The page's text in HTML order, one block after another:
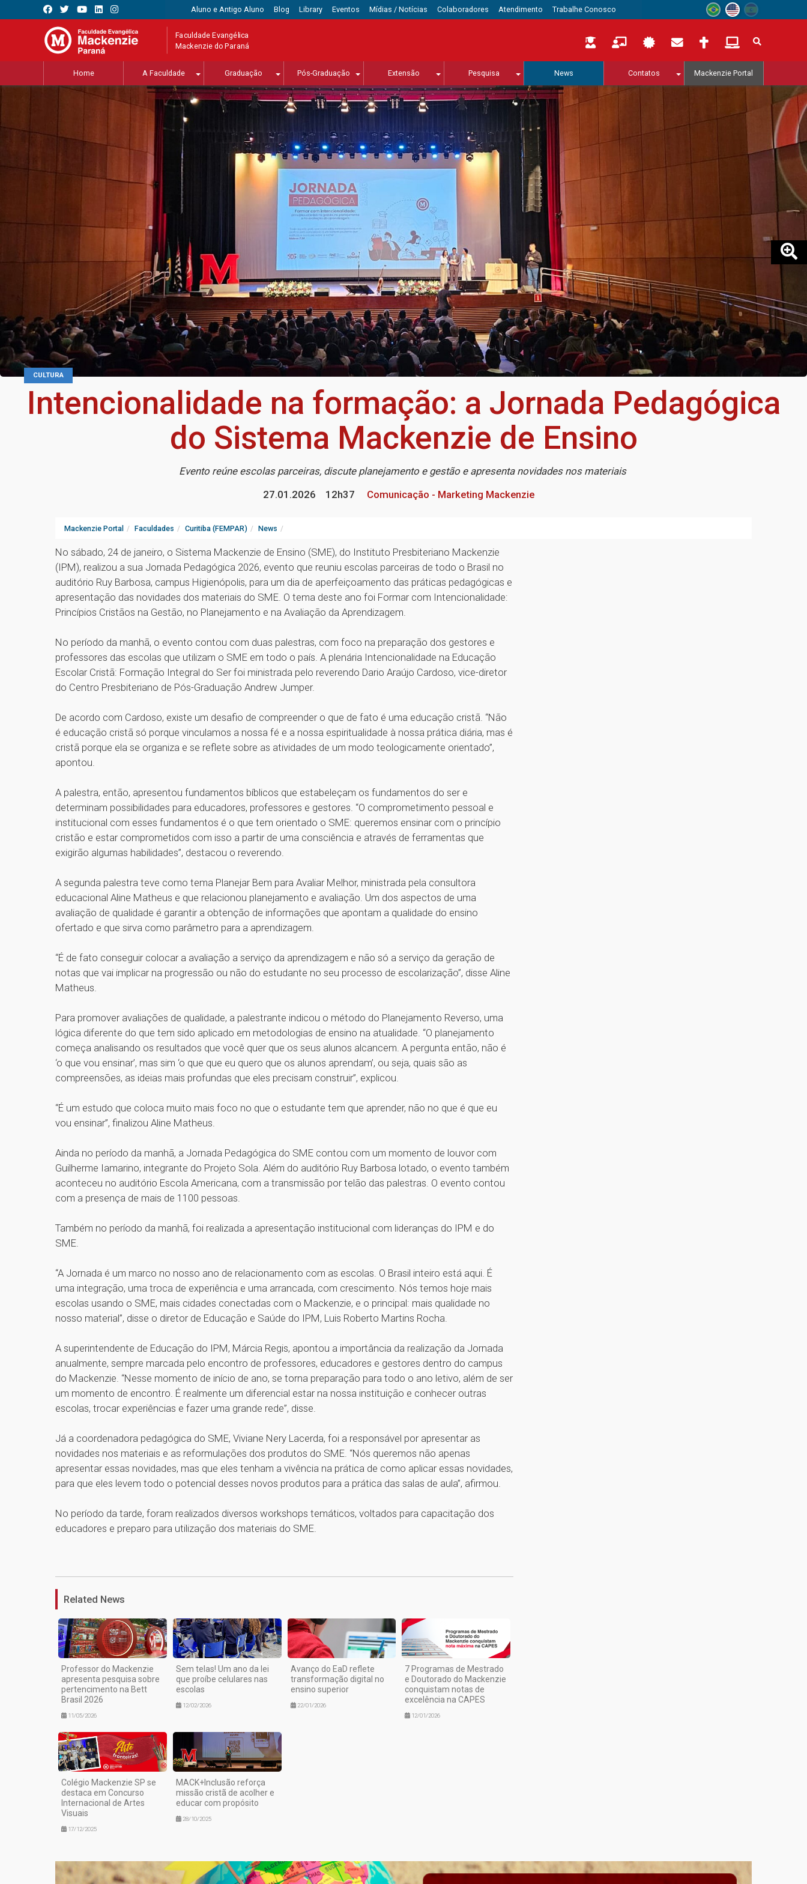
Aluno e Antigo Aluno Blog Library Eventos Mídias / Notícias Colaboradores Atendimento Trabalhe Conosco
Faculdade Evangélica
Mackenzie do Paraná
Home A Faculdade Graduação Pós-Graduação Extensão Pesquisa News Contatos Mackenzie Portal
CULTURA
Intencionalidade na formação: a Jornada Pedagógica
do Sistema Mackenzie de Ensino
Evento reúne escolas parceiras, discute planejamento e gestão e apresenta novidades nos materiais
27.01.2026
12h37 Comunicação - Marketing Mackenzie
Mackenzie Portal Faculdades Curitiba (FEMPAR) News
No sábado, 24 de janeiro, o Sistema Mackenzie de Ensino (SME), do Instituto Presbiteriano Mackenzie
(IPM), realizou a sua Jornada Pedagógica 2026, evento que reuniu escolas parceiras de todo o Brasil no
auditório Ruy Barbosa, campus Higienópolis, para um dia de aperfeiçoamento das práticas pedagógicas e
apresentação das novidades dos materiais do SME. O tema deste ano foi Formar com Intencionalidade:
Princípios Cristãos na Gestão, no Planejamento e na Avaliação da Aprendizagem.
No período da manhã, o evento contou com duas palestras, com foco na preparação dos gestores e
professores das escolas que utilizam o SME em todo o país. A plenária Intencionalidade na Educação
Escolar Cristã: Formação Integral do Ser foi ministrada pelo reverendo Dario Araújo Cardoso, vice-diretor
do Centro Presbiteriano de Pós-Graduação Andrew Jumper.
De acordo com Cardoso, existe um desafio de compreender o que de fato é uma educação cristã. “Não
é educação cristã só porque vinculamos a nossa fé e a nossa espiritualidade à nossa prática diária, mas é
cristã porque ela se organiza e se reflete sobre as atividades de um modo teologicamente orientado”,
apontou.
A palestra, então, apresentou fundamentos bíblicos que estabeleçam os fundamentos do ser e
determinam possibilidades para educadores, professores e gestores. “O comprometimento pessoal e
institucional com esses fundamentos é o que tem orientado o SME: queremos ensinar com o princípio
cristão e estar comprometidos com isso a partir de uma consciência e através de ferramentas que
exigirão algumas habilidades”, destacou o reverendo.
A segunda palestra teve como tema Planejar Bem para Avaliar Melhor, ministrada pela consultora
educacional Aline Matheus e que relacionou planejamento e avaliação. Um dos aspectos de uma
avaliação de qualidade é garantir a obtenção de informações que apontam a qualidade do ensino
ofertado e que sirva como parâmetro para a aprendizagem.
“É de fato conseguir colocar a avaliação a serviço da aprendizagem e não só a serviço da geração de
notas que vai implicar na progressão ou não do estudante no seu processo de escolarização”, disse Aline
Matheus.
Para promover avaliações de qualidade, a palestrante indicou o método do Planejamento Reverso, uma
lógica diferente do que tem sido aplicado em metodologias de ensino na atualidade. “O planejamento
começa analisando os resultados que você quer que os seus alunos alcancem. A pergunta então, não é
‘o que vou ensinar’, mas sim ‘o que que eu quero que os alunos aprendam’, ou seja, quais são as
compreensões, as ideias mais profundas que eles precisam construir”, explicou.
“É um estudo que coloca muito mais foco no que o estudante tem que aprender, não no que é que eu
vou ensinar”, finalizou Aline Matheus.
Ainda no período da manhã, a Jornada Pedagógica do SME contou com um momento de louvor com
Guilherme Iamarino, integrante do Projeto Sola. Além do auditório Ruy Barbosa lotado, o evento também
aconteceu no auditório Escola Americana, com a transmissão por telão das palestras. O evento contou
com a presença de mais de 1100 pessoas.
Também no período da manhã, foi realizada a apresentação institucional com lideranças do IPM e do
SME.
“A Jornada é um marco no nosso ano de relacionamento com as escolas. O Brasil inteiro está aqui. É
uma integração, uma troca de experiência e uma arrancada, com crescimento. Nós temos hoje mais
escolas usando o SME, mais cidades conectadas com o Mackenzie, e o principal: mais qualidade no
nosso material”, disse o diretor de Educação e Saúde do IPM, Luis Roberto Martins Rocha.
A superintendente de Educação do IPM, Márcia Regis, apontou a importância da realização da Jornada
anualmente, sempre marcada pelo encontro de professores, educadores e gestores dentro do campus
do Mackenzie. “Nesse momento de início de ano, se torna preparação para todo o ano letivo, além de ser
um momento de encontro. É realmente um diferencial estar na nossa instituição e conhecer outras
escolas, trocar experiências e fazer uma grande rede”, disse.
Já a coordenadora pedagógica do SME, Viviane Nery Lacerda, foi a responsável por apresentar as
novidades nos materiais e as reformulações dos produtos do SME. “Nós queremos não apenas
apresentar essas novidades, mas que eles tenham a vivência na prática de como aplicar essas novidades,
para que eles levem todo o potencial desses novos produtos para a prática das salas de aula”, afirmou.
No período da tarde, foram realizados diversos workshops temáticos, voltados para capacitação dos
educadores e preparo para utilização dos materiais do SME.
Related News
Professor do Mackenzie
apresenta pesquisa sobre
pertencimento na Bett
Brasil 2026
11/05/2026
Sem telas! Um ano da lei
que proíbe celulares nas
escolas
12/02/2026
Avanço do EaD reflete
transformação digital no
ensino superior
22/01/2026
7 Programas de Mestrado
e Doutorado do Mackenzie
conquistam notas de
excelência na CAPES
12/01/2026
Colégio Mackenzie SP se
destaca em Concurso
Internacional de Artes
Visuais
17/12/2025
MACK+Inclusão reforça
missão cristã de acolher e
educar com propósito
28/10/2025